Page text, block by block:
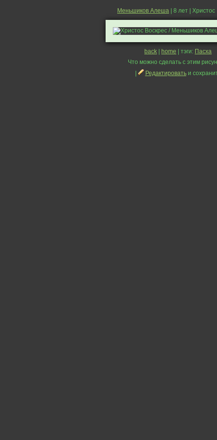
Меньшиков Алеша | 8 лет |
back home | тэги: Пасха
Что можно сделать с этим
Редактироватьи